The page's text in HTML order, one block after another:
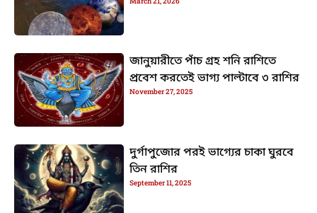
জানুয়ারীতে পাঁচ গ্রহ শনি রাশিতে
প্রবেশ করতেই ভাগ্য পাল্টাবে ৩ রাশির
November 27, 2025
দুর্গাপুজোর পরই ভাগ্যের চাকা ঘুরবে
তিন রাশির
September 11, 2025